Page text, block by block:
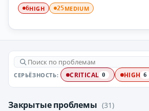
6HIGH 25MEDIUM
СЕРЬЁЗНОСТЬ: CRITICAL 0 HIGH 6
Закрытые проблемы (31)